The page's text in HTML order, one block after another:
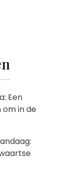
Een
in de